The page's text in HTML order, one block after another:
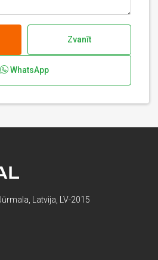
Zvanīt
WhatsApp
Latvija, LV-2015